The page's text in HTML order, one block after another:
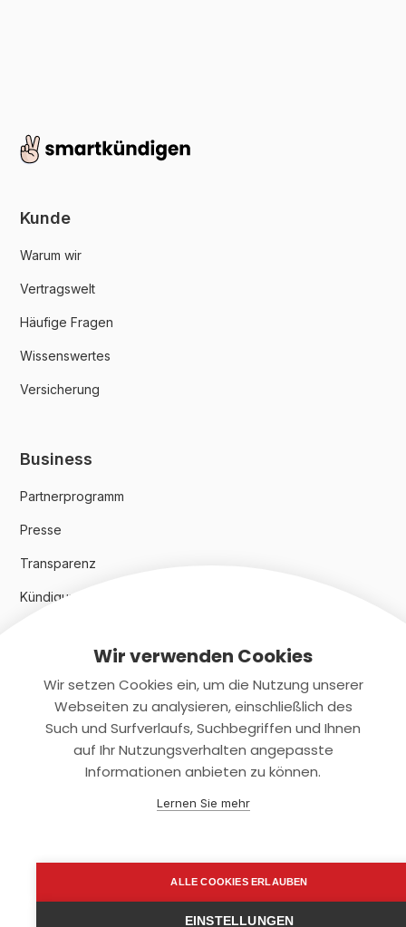
Kunde
Warum wir
Vertragswelt
Häufige Fragen
Wissenswertes
Versicherung
Business
Partnerprogramm
Presse
Transparenz
Kündigungsindex 2024
Rechtliches
Datenschutz
support@smartkuendigen.de
Wir verwenden Cookies
Wir setzen Cookies ein, um die Nutzung unserer
Webseiten zu analysieren, einschließlich des
Such und Surfverlaufs, Suchbegriffen und Ihnen
auf Ihr Nutzungsverhalten angepasste
Informationen anbieten zu können.
Lernen Sie mehr
ALLE COOKIES ERLAUBEN
EINSTELLUNGEN